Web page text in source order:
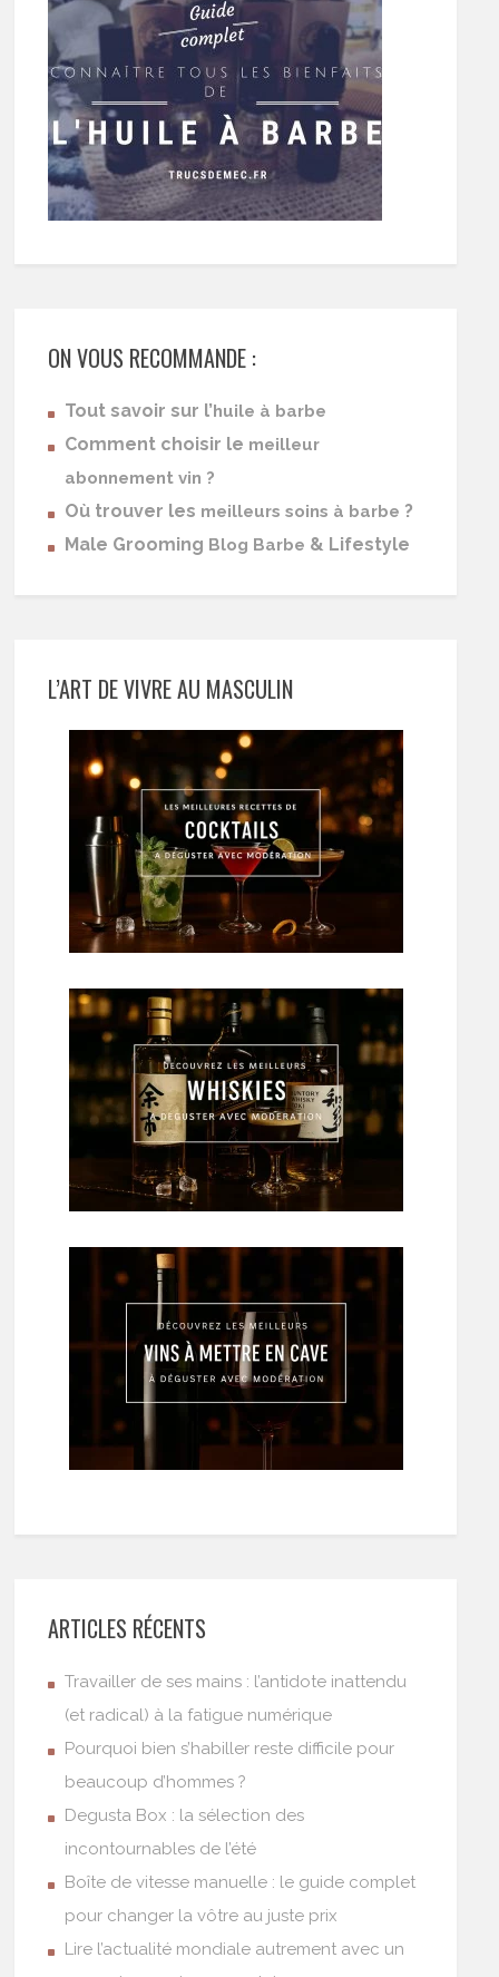
ON VOUS RECOMMANDE :
Tout savoir sur l’huile à barbe
Comment choisir le meilleur
abonnement vin ?
Où trouver les meilleurs soins à barbe ?
Male Grooming Blog Barbe & Lifestyle
L’ART DE VIVRE AU MASCULIN
ARTICLES RÉCENTS
Travailler de ses mains : l’antidote inattendu
(et radical) à la fatigue numérique
Pourquoi bien s’habiller reste difficile pour
beaucoup d’hommes ?
Degusta Box : la sélection des
incontournables de l’été
Boîte de vitesse manuelle : le guide complet
pour changer la vôtre au juste prix
Lire l’actualité mondiale autrement avec un